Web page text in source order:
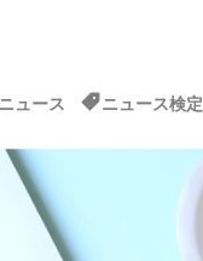
ニュース ニュース検定